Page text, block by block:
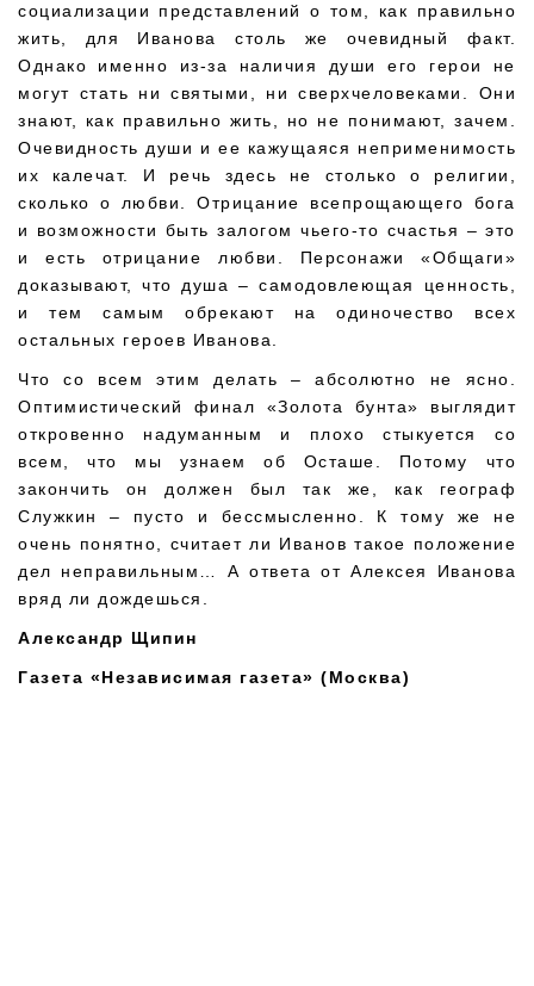
социализации представлений о том, как правильно
жить, для Иванова столь же очевидный факт.
Однако именно из-за наличия души его герои не
могут стать ни святыми, ни сверхчеловеками. Они
знают, как правильно жить, но не понимают, зачем.
Очевидность души и ее кажущаяся неприменимость
их калечат. И речь здесь не столько о религии,
сколько о любви. Отрицание всепрощающего бога
и возможности быть залогом чьего-то счастья – это
и есть отрицание любви. Персонажи «Общаги»
доказывают, что душа – самодовлеющая ценность,
и тем самым обрекают на одиночество всех
остальных героев Иванова.
Что со всем этим делать – абсолютно не ясно.
Оптимистический финал «Золота бунта» выглядит
откровенно надуманным и плохо стыкуется со
всем, что мы узнаем об Осташе. Потому что
закончить он должен был так же, как географ
Служкин – пусто и бессмысленно. К тому же не
очень понятно, считает ли Иванов такое положение
дел неправильным… А ответа от Алексея Иванова
вряд ли дождешься.
Александр Щипин
Газета «Независимая газета» (Москва)